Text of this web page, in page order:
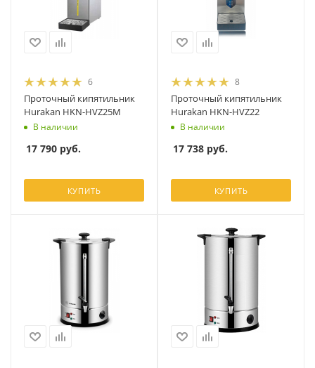
6
Проточный кипятильник
Hurakan HKN-HVZ25M
В наличии
17 790 руб.
КУПИТЬ
8
Проточный кипятильник
Hurakan HKN-HVZ22
В наличии
17 738 руб.
КУПИТЬ